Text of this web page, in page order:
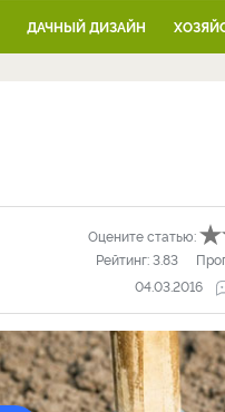
ДАЧНЫЙ ДИЗАЙН
Оцените статью:
Рейтинг:3.83
04.03.2016